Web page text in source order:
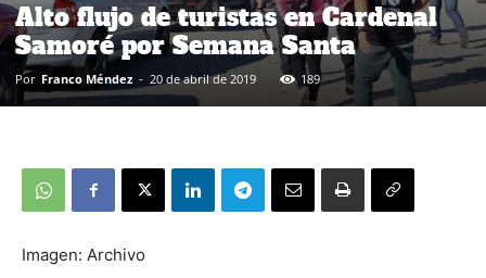
Alto flujo de turistas en Cardenal
Samoré por Semana Santa
Por Franco Méndez - 20 de abril de 2019 189
Imagen: Archivo